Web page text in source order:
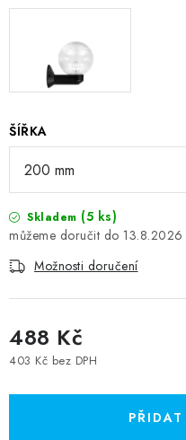
ŠÍŘKA
Skladem (5 ks)
13.8.2026
Možnosti doručení
488 Kč
403 Kč bez DPH